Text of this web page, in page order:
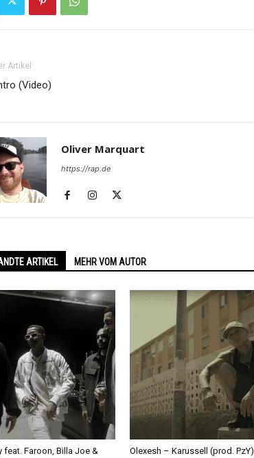
Artikel
(Video)
Oliver Marquart
https://rap.de
ARTIKEL MEHR VOM AUTOR
feat. Faroon, Billa Joe &
Olexesh – Karussell (prod. PzY)